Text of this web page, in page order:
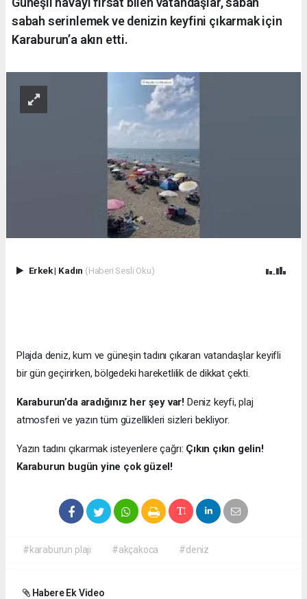
sabah serinlemek ve denizin keyfini çıkarmak için
Karaburun’a akın etti.
Erkek| Kadın (Haberi Sesli Oku)
Plajda deniz, kum ve güneşin tadını çıkaran vatandaşlar keyifli
bir gün geçirirken, bölgedeki hareketlilik de dikkat çekti.
Karaburun’da aradığınız her şey var! Deniz keyfi, plaj
atmosferi ve yazın tüm güzellikleri sizleri bekliyor.
Yazın tadını çıkarmak isteyenlere çağrı: Çıkın çıkın gelin!
Karaburun bugün yine çok güzel!
#karaburun plajı #akçakoca #deniz
Habere Ek Video